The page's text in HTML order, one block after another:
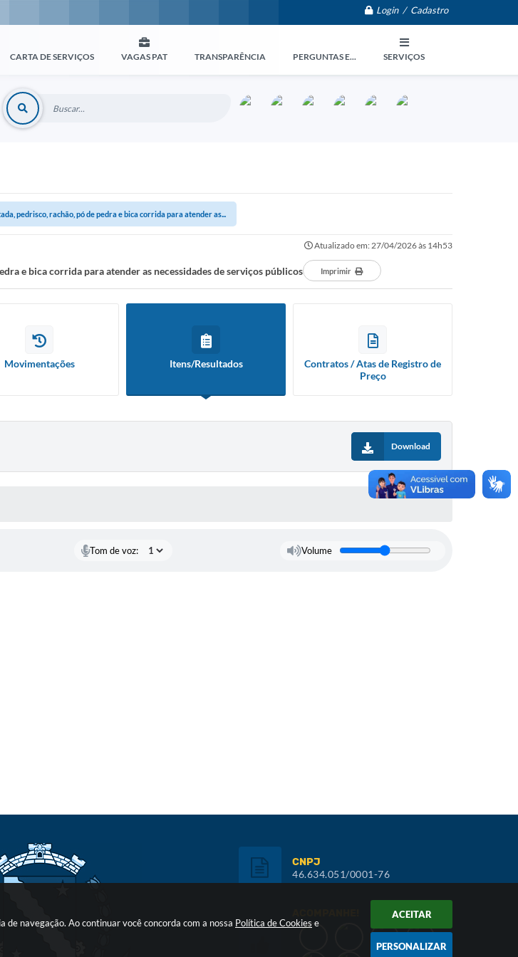
navegação. Ao continuar você concorda com a nossa Política de Cookies e
ACEITAR
PERSONALIZAR
Login / Cadastro
CARTA DE SERVIÇOS VAGAS PAT TRANSPARÊNCIA PERGUNTAS E... SERVIÇOS
pedrisco, rachão, pó de pedra e bica corrida para atender as...
Atualizado em: 27/04/2026 às 14h53
e bica corrida para atender as necessidades de serviços públicos Imprimir
Movimentações Itens/Resultados
Contratos / Atas de Registro de
Preço
Download
Tom de voz: Volume
CNPJ
46.634.051/0001-76